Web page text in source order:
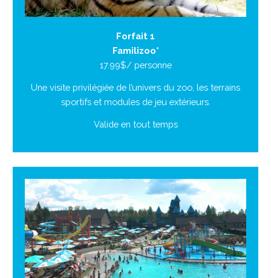
Forfait 1
Familizoo*
17.99$/ personne
Une visite privilégiée de l’univers du zoo, les terrains
sportifs et modules de jeu extérieurs.
Valide en tout temps